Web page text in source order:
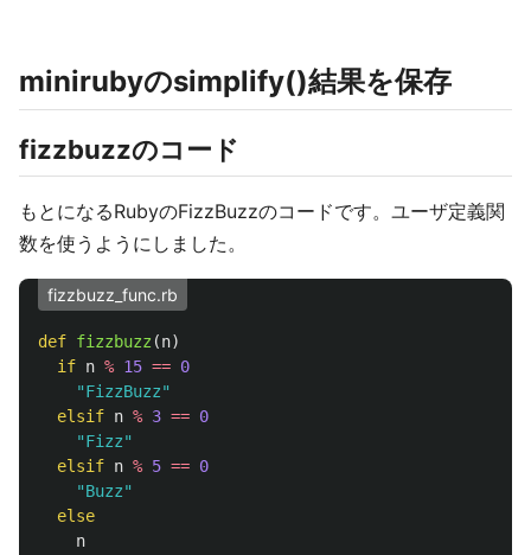
minirubyのsimplify()結果を保存
fizzbuzzのコード
もとになるRubyのFizzBuzzのコードです。ユーザ定義関
数を使うようにしました。
fizzbuzz_func.rb
def fizzbuzz (n)
if n % 15 == 0
"FizzBuzz"
elsif n % 3 == 0
"Fizz"
elsif n % 5 == 0
"Buzz"
else
n